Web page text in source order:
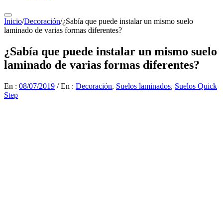
Inicio/Decoración/¿Sabía que puede instalar un mismo suelo
laminado de varias formas diferentes?
¿Sabía que puede instalar un mismo suelo
laminado de varias formas diferentes?
En : 08/07/2019 /En : Decoración, Suelos laminados, Suelos Quick
Step